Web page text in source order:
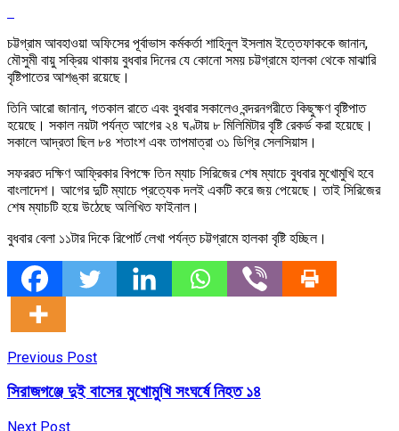
চট্টগ্রাম আবহাওয়া অফিসের পূর্বাভাস কর্মকর্তা শাহিনুল ইসলাম ইত্তেফাককে জানান,
মৌসুমী বায়ু সক্রিয় থাকায় বুধবার দিনের যে কোনো সময় চট্টগ্রামে হালকা থেকে মাঝারি
বৃষ্টিপাতের আশঙ্কা রয়েছে।
তিনি আরো জানান, গতকাল রাতে এবং বুধবার সকালেও বন্দরনগরীতে কিছুক্ষণ বৃষ্টিপাত
হয়েছে। সকাল নয়টা পর্যন্ত আগের ২৪ ঘণ্টায় ৮ মিলিমিটার বৃষ্টি রেকর্ড করা হয়েছে।
সকালে আদ্রতা ছিল ৮৪ শতাংশ এবং তাপমাত্রা ৩১ ডিগ্রি সেলসিয়াস।
সফররত দক্ষিণ আফ্রিকার বিপক্ষে তিন ম্যাচ সিরিজের শেষ ম্যাচে বুধবার মুখোমুখি হবে
বাংলাদেশ। আগের দুটি ম্যাচে প্রত্যেক দলই একটি করে জয় পেয়েছে। তাই সিরিজের
শেষ ম্যাচটি হয়ে উঠেছে অলিখিত ফাইনাল।
বুধবার বেলা ১১টার দিকে রিপোর্ট লেখা পর্যন্ত চট্টগ্রামে হালকা বৃষ্টি হচ্ছিল।
Previous Post
সিরাজগঞ্জে দুই বাসের মুখোমুখি সংঘর্ষে নিহত ১৪
Next Post